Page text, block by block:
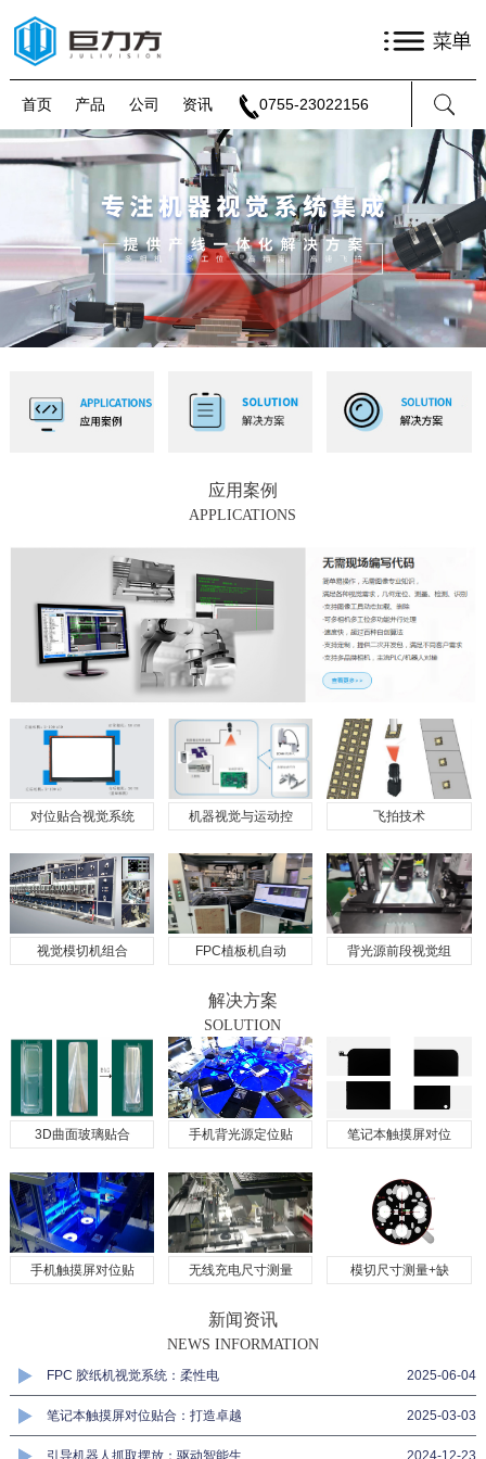
首页 产品 公司 资讯 0755-23022156
应用案例
APPLICATIONS
对位贴合视觉系统 机器视觉与运动控 飞拍技术
视觉模切机组合 FPC植板机自动 背光源前段视觉组
解决方案
SOLUTION
3D曲面玻璃贴合 手机背光源定位贴 笔记本触摸屏对位
手机触摸屏对位贴 无线充电尺寸测量 模切尺寸测量+缺
新闻资讯
NEWS INFORMATION
FPC 胶纸机视觉系统：柔性电 2025-06-04
笔记本触摸屏对位贴合：打造卓越 2025-03-03
引导机器人抓取摆放：驱动智能生 2024-12-23